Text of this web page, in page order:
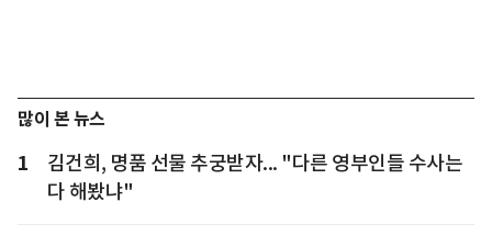
많이 본 뉴스
1
김건희, 명품 선물 추궁받자... "다른 영부인들 수사는
다 해봤냐"